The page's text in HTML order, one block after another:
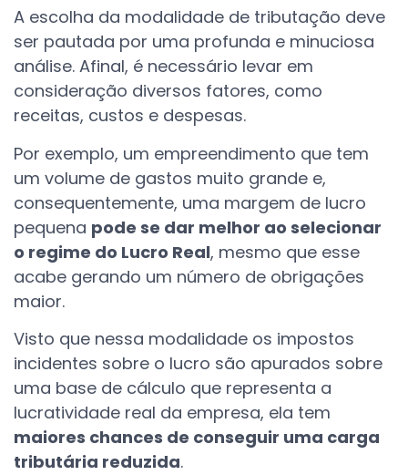
A escolha da modalidade de tributação deve
ser pautada por uma profunda e minuciosa
análise. Afinal, é necessário levar em
consideração diversos fatores, como
receitas, custos e despesas.
Por exemplo, um empreendimento que tem
um volume de gastos muito grande e,
consequentemente, uma margem de lucro
pequena pode se dar melhor ao selecionar
o regime do Lucro Real, mesmo que esse
acabe gerando um número de obrigações
maior.
Visto que nessa modalidade os impostos
incidentes sobre o lucro são apurados sobre
uma base de cálculo que representa a
lucratividade real da empresa, ela tem
maiores chances de conseguir uma carga
tributária reduzida.